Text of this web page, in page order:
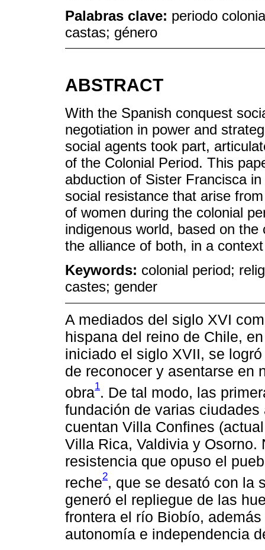
Palabras clave: periodo
castas; género
ABSTRACT
With the Spanish conquest
negotiation in power and
social agents took part,
of the Colonial Period. This
abduction of Sister Francisca
social resistance that arise
of women during the colonial
indigenous world, based on
the alliance of both, in a
Keywords: colonial period;
castes; gender
A mediados del siglo XVI
hispana del reino de Chile,
iniciado el siglo XVII, se
de reconocer y asentarse en
obra1. De tal modo, las
fundación de varias
cuentan Villa Confines
Villa Rica, Valdivia y Osorno.
resistencia que opuso el
reche2, que se desató con la
generó el repliegue de las
frontera el río Biobío,
autonomía e independencia